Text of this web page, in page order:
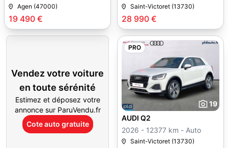
19 490 €
Agen (47000)
28 990 €
Saint-Victoret (13730)
Vendez votre voiture
en toute sérénité
Estimez et déposez votre
annonce sur ParuVendu.fr
Cote auto gratuite
PRO
19
AUDI Q2
2026 - 12377 km - Auto
Saint-Victoret (13730)